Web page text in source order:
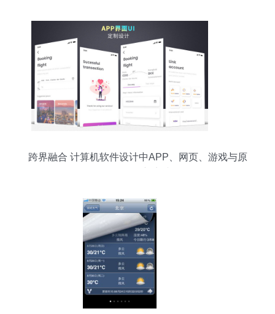
跨界融合 计算机软件设计中APP、网页、游戏与原